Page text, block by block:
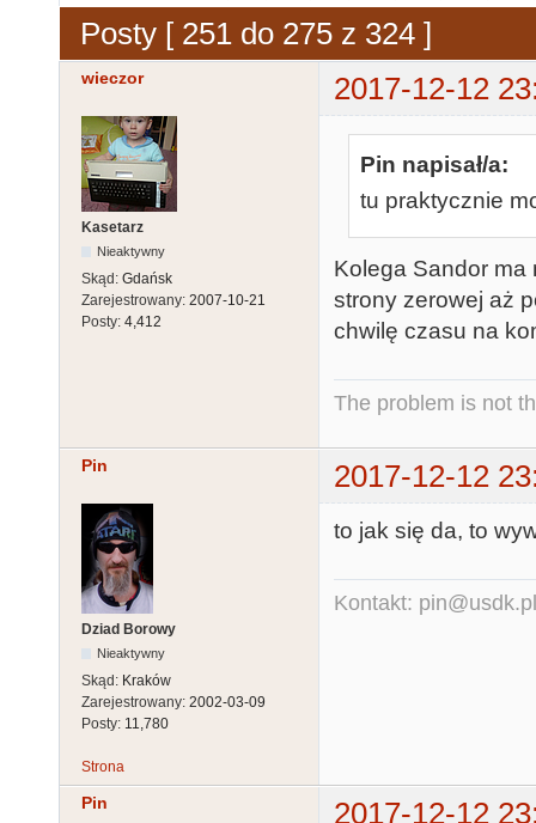
Posty [ 251 do 275 z 324 ]
wieczor 2017-12-12
Kasetarz
Nieaktywny
Skąd: Gdańsk
Zarejestrowany: 2007-10-21
Posty: 4,412
Pin napisał/a:
tu praktycznie
Kolega Sandor ma
strony zerowej aż
chwilę czasu na
The problem is not
Pin 2017-12-12
Dziad Borowy
Nieaktywny
Skąd: Kraków
Zarejestrowany: 2002-03-09
Posty: 11,780
to jak się da, to
Kontakt: pin@usdk.pl
Strona
Pin 2017-12-12